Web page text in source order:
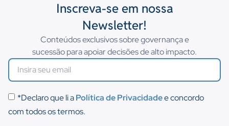
Inscreva-se em nossa
Newsletter!
Conteúdos exclusivos sobre governança e
sucessão para apoiar decisões de alto impacto.
*Declaro que li aPolítica de Privacidadee concordo
com todos os termos.